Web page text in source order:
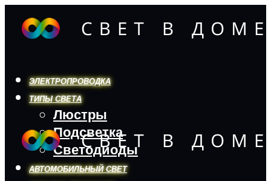
ЭЛЕКТРОПРОВОДКА
ТИПЫ СВЕТА
Люстры
Подсветка
Светодиоды
АВТОМОБИЛЬНЫЙ СВЕТ